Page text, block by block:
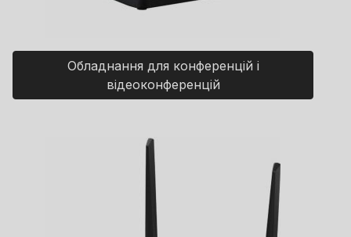
Обладнання для конференцій і
відеоконференцій